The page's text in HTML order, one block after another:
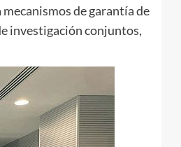
de garantía de
investigación conjuntos,